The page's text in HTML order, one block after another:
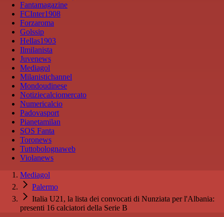
Fantamagazine
FCInter1908
Forzaroma
Golssip
Hellas1903
Ilmilanista
Juvenews
Mediagol
Milanistichannel
Mondoudinese
Notiziecalciomercato
Numericalcio
Padovasport
Pianetamilan
SOS Fanta
Toronews
Tuttobolognaweb
Violanews
Mediagol
Palermo
Italia U21, la lista dei convocati di Nunziata per l'Albania:
presenti 16 calciatori della Serie B